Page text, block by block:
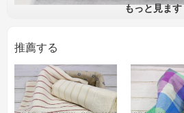
品番
加工
先染め
材質
綿100％
サイズ
約34*80cm
もっと見ます
推薦する